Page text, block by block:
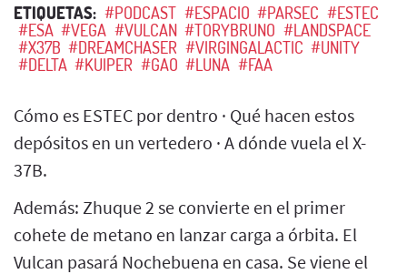
ETIQUETAS: #PODCAST #ESPACIO #PARSEC #ESTEC
#ESA #VEGA #VULCAN #TORYBRUNO #LANDSPACE
#X37B #DREAMCHASER #VIRGINGALACTIC #UNITY
#DELTA #KUIPER #GAO #LUNA #FAA
Cómo es ESTEC por dentro · Qué hacen estos
depósitos en un vertedero · A dónde vuela el X-
37B.
Además: Zhuque 2 se convierte en el primer
cohete de metano en lanzar carga a órbita. El
Vulcan pasará Nochebuena en casa. Se viene el